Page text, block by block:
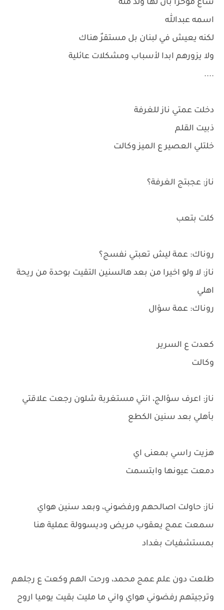
شاع مؤخرا بأن لها ولد منه
اسمه عبدالله
لكنه يعيش في لبنان بل مستقرٌ هناك
ولا يزورهم ابدا لأسباب ومشكلات عائلية
....
دخلت عمتي ناز للغرفة
ذبيت القلم
خلتلي العصير ع الميز وكالت
ناز: عجبتج الغرفة؟
كلت بتعب
روناك: عمة ليش تعبتي نفسج؟
ناز: لا ولو اخيرا من بعد هالسنين التقيت بوحدة من ريحة
اهلي
روناك: عمة سؤال
كعدت ع السرير
وكالت
ناز: اعرف سؤالج، انتي مستغربة شلون رجعت علاقتي
بأهلي بعد سنين الكطع
هزيت راسي بمعنى اي
دمعت عيونها وابتسمت
ناز: حاولت اصالحهم ورفضوني، وبعد سنين هواي
سمعت عمج يعقوب مريض وديسوولة عملية هنا
بمستشفيات بغداد
طلعت دون علم عمج محمد، ورحت الهم وكعت ع رجلهم
وترجيتهم رفضوني هواي واني ما مليت بقيت يوميا اروح